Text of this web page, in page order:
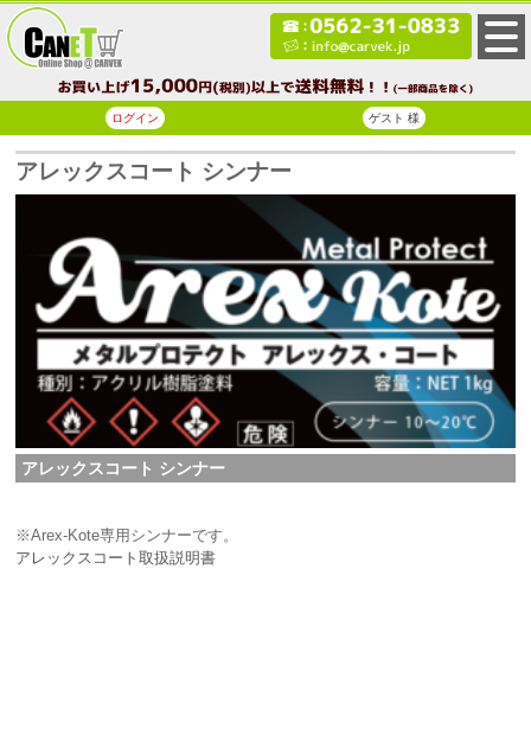
ログイン ゲスト 様
アレックスコート シンナー
アレックスコート シンナー
※Arex-Kote専用シンナーです。
アレックスコート取扱説明書